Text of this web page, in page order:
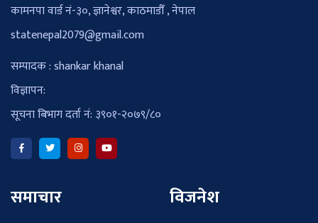
कामनपा वार्ड नं-३०, ज्ञानेश्वर, काठमाडौँ , नेपाल
statenepal2079@gmail.com
सम्पादक : shankar khanal
विज्ञापन:
सूचना बिभाग दर्ता नं: ३९०१-२०७९/८०
समाचार विजनेश